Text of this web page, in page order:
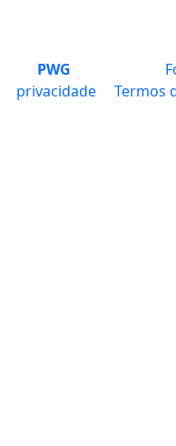
PWG
privacidade
Termos